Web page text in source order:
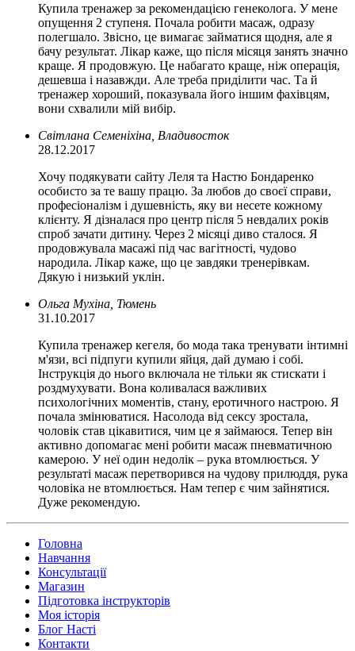
Купила тренажер за рекомендацією генеколога. У мене
опущення 2 ступеня. Почала робити масаж, одразу
полегшало. Звісно, ​​це вимагає займатися щодня, але я
бачу результат. Лікар каже, що після місяця занять значно
краще. Я продовжую. Це набагато краще, ніж операція,
дешевша і назавжди. Але треба приділити час. Та й
тренажер хороший, показувала його іншим фахівцям,
вони схвалили мій вибір.
Світлана Семеніхіна, Владивосток
28.12.2017
Хочу подякувати сайту Леля та Настю Бондаренко
особисто за те вашу працю. За любов до своєї справи,
професіоналізм і душевність, яку ви несете кожному
клієнту. Я дізналася про центр після 5 невдалих років
спроб зачати дитину. Через 2 місяці диво сталося. Я
продовжувала масажі під час вагітності, чудово
народила. Лікар каже, що це завдяки тренерівкам.
Дякую і низький уклін.
Ольга Мухіна, Тюмень
31.10.2017
Купила тренажер кегеля, бо мода така тренувати інтимні
м'язи, всі підпуги купили яйця, дай думаю і собі.
Інструкція до нього включала не тільки як стискати і
роздмухувати. Вона коливалася важливих
психологічних моментів, стану, еротичного настрою. Я
почала змінюватися. Насолода від сексу зростала,
чоловік став цікавитися, чим це я займаюся. Тепер він
активно допомагає мені робити масаж пневматичною
камерою. У неї один недолік – рука втомлюється. У
результаті масаж перетворився на чудову прилюддя, рука
чоловіка не втомлюється. Нам тепер є чим зайнятися.
Дуже рекомендую.
Головна
Навчання
Консультації
Магазин
Підготовка інструкторів
Моя історія
Блог Насті
Контакти